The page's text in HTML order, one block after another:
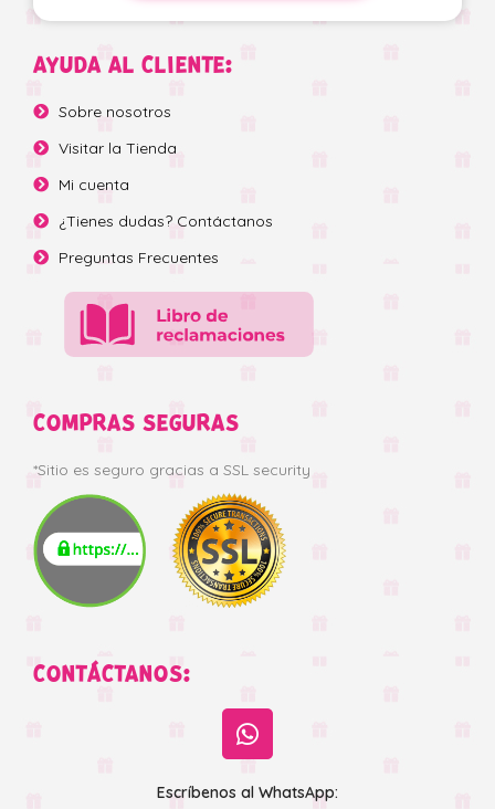
AYUDA AL CLIENTE:
Sobre nosotros
Visitar la Tienda
Mi cuenta
¿Tienes dudas? Contáctanos
Preguntas Frecuentes
COMPRAS SEGURAS
*Sitio es seguro gracias a SSL security
CONTÁCTANOS:
Escríbenos al WhatsApp: